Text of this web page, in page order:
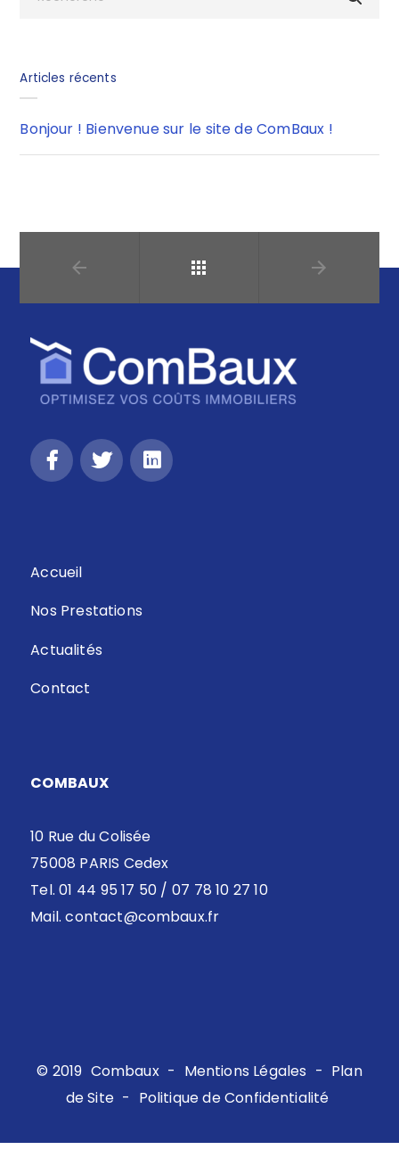
Articles récents
Bonjour ! Bienvenue sur le site de ComBaux !
Accueil
Nos Prestations
Actualités
Contact
COMBAUX
10 Rue du Colisée
75008 PARIS Cedex
Tel. 01 44 95 17 50 / 07 78 10 27 10
Mail.contact@combaux.fr
© 2019 Combaux - Mentions Légales - Plan
de Site - Politique de Confidentialité